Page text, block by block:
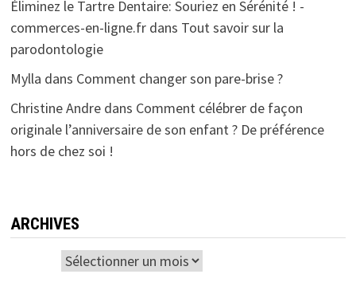
Éliminez le Tartre Dentaire: Souriez en Sérénité ! -
commerces-en-ligne.frdans Tout savoir sur la
parodontologie
Mylla dans Comment changer son pare-brise ?
Christine Andredans Comment célébrer de façon
originale l’anniversaire de son enfant ? De préférence
hors de chez soi !
ARCHIVES